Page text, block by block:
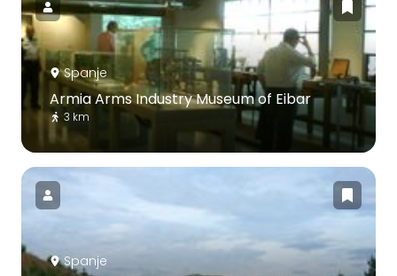
Spanje
Armia Arms Industry Museum of Eibar
3 km
Spanje